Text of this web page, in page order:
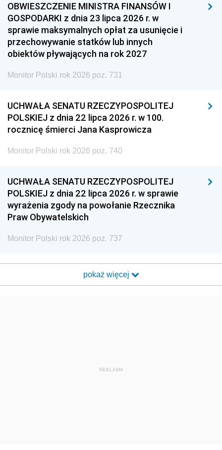
OBWIESZCZENIE MINISTRA FINANSÓW I
GOSPODARKI z dnia 23 lipca 2026 r. w
sprawie maksymalnych opłat za usunięcie i
przechowywanie statków lub innych
obiektów pływających na rok 2027
Monitor Polski rok 2026 poz. 731
UCHWAŁA SENATU RZECZYPOSPOLITEJ
POLSKIEJ z dnia 22 lipca 2026 r. w 100.
rocznicę śmierci Jana Kasprowicza
Monitor Polski rok 2026 poz. 740
UCHWAŁA SENATU RZECZYPOSPOLITEJ
POLSKIEJ z dnia 22 lipca 2026 r. w sprawie
wyrażenia zgody na powołanie Rzecznika
Praw Obywatelskich
Monitor Polski rok 2026 poz. 737
pokaż więcej
REKLAMA